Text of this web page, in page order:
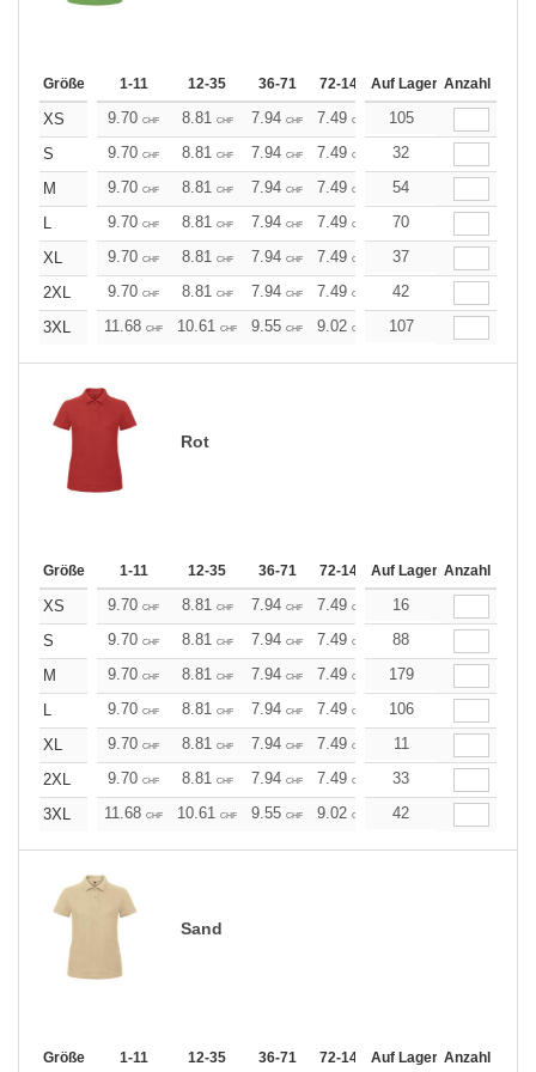
Größe 1-11 12-35 36-71 72-143 144-287 288 +
Auf Lager Anzahl
XS 9.70 CHF 8.81 CHF 7.94 CHF 7.49 CHF 7.05
105
S
9.70 CHF 8.81 CHF 7.94 CHF 7.49 CHF 7.05
32
M
9.70 CHF 8.81 CHF 7.94 CHF 7.49 CHF 7.05
54
L
9.70 CHF 8.81 CHF 7.94 CHF 7.49 CHF 7.05
70
XL
9.70 CHF 8.81 CHF 7.94 CHF 7.49 CHF 7.05
37
2XL
9.70 CHF 8.81 CHF 7.94 CHF 7.49 CHF 7.05
42
3XL
11.68 CHF 10.61 CHF 9.55 CHF 9.02 CHF 8.49
107
Rot
Größe 1-11 12-35 36-71 72-143 144-287 288 +
Auf Lager Anzahl
XS 9.70 CHF 8.81 CHF 7.94 CHF 7.49 CHF 7.05
16
S
9.70 CHF 8.81 CHF 7.94 CHF 7.49 CHF 7.05
88
M
9.70 CHF 8.81 CHF 7.94 CHF 7.49 CHF 7.05
179
L
9.70 CHF 8.81 CHF 7.94 CHF 7.49 CHF 7.05
106
XL
9.70 CHF 8.81 CHF 7.94 CHF 7.49 CHF 7.05
11
2XL
9.70 CHF 8.81 CHF 7.94 CHF 7.49 CHF 7.05
33
3XL
11.68 CHF 10.61 CHF 9.55 CHF 9.02 CHF 8.49
42
Sand
Größe 1-11 12-35 36-71 72-143 144-287 288 +
Auf Lager Anzahl